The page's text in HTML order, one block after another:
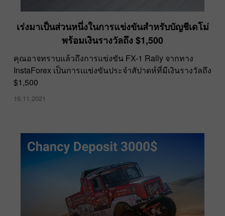
เร่งมาเป็นส่วนหนึ่งในการแข่งขันสำหรับบัญชีเดโม่
พร้อมเงินรางวัลถึง $1,500
คุณอาจทราบแล้วถึงการแข่งขัน FX-1 Rally จากทาง
InstaForex เป็นการเแข่งขันประจำสัปาดห์ที่มีเงินรางวัลถึง
$1,500
16.11.2021